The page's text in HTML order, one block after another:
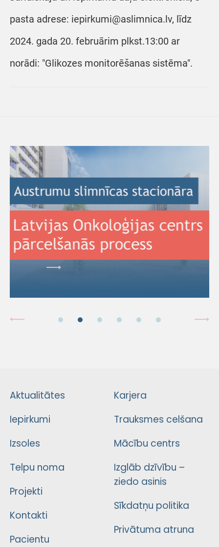
pasta adrese: iepirkumi@aslimnica.lv, līdz
2024. gada 20. februārim plkst.13:00 ar
norādi: "Glikozes monitorēšanas sistēma".
Aktualitātes
Iepirkumi
Izsoles
Telpu noma
Projekti
Kontakti
Pacientu
Karjera
Trauksmes celšana
Mācību centrs
Izglāb dzīvību –
ziedo asinis
Sīkdatņu politika
Privātuma atruna